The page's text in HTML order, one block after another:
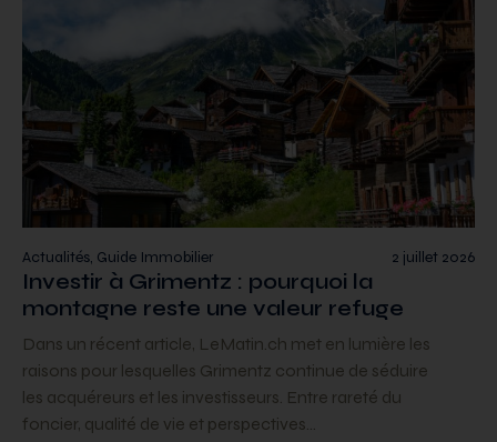
2 juillet 2026
Actualités, Guide Immobilier
Investir à Grimentz : pourquoi la
montagne reste une valeur refuge
Dans un récent article, LeMatin.ch met en lumière les
raisons pour lesquelles Grimentz continue de séduire
les acquéreurs et les investisseurs. Entre rareté du
foncier, qualité de vie et perspectives…